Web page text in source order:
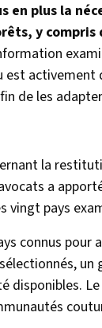
plus la
y compris
de les
la
a
vingt pays
connus
un
disponibles.